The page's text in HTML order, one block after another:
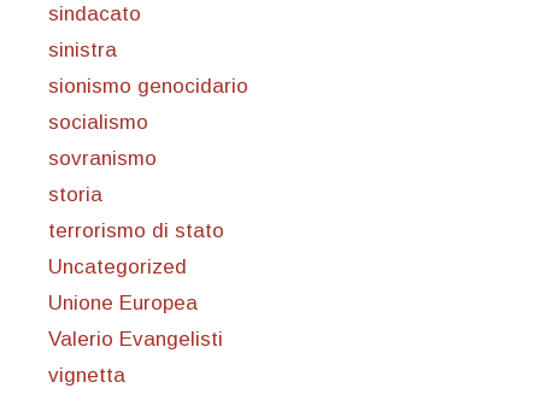
sindacato
sinistra
sionismo genocidario
socialismo
sovranismo
storia
terrorismo di stato
Uncategorized
Unione Europea
Valerio Evangelisti
vignetta